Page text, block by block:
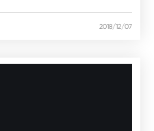
2018/12/07